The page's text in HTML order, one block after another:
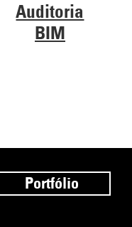
Auditoria
BIM
Portfólio